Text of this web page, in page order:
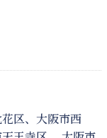
区、大阪市西